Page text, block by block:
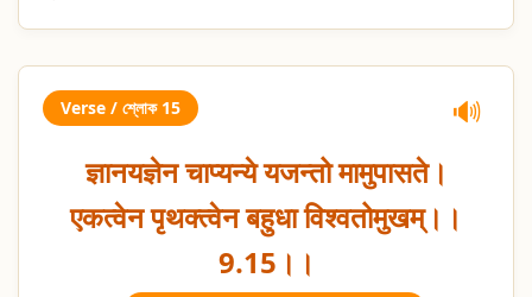
Verse / শ্লোক 15 🔊
ज्ञानयज्ञेन चाप्यन्ये यजन्तो मामुपासते।
एकत्वेन पृथक्त्वेन बहुधा विश्वतोमुखम्।।
9.15।।